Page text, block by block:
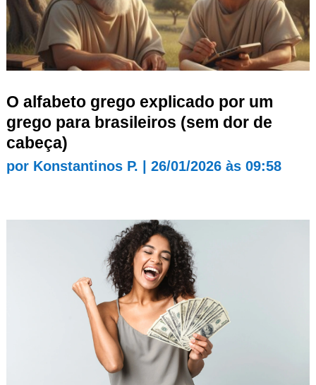
O alfabeto grego explicado por um
grego para brasileiros (sem dor de
cabeça)
por Konstantinos P. 26/01/2026 às 09:58